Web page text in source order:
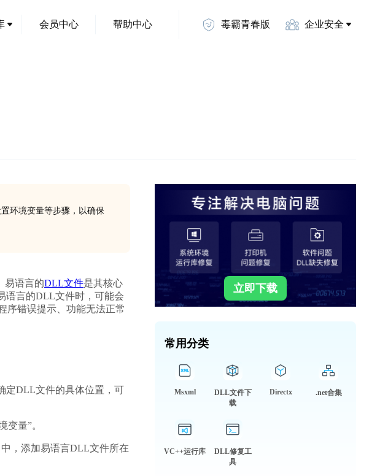
会员中心 帮助中心 毒霸青春版 企业安全
环境变量等步骤，以确保
易语言的DLL文件是其核心
语言的DLL文件时，可能会
序错误提示、功能无法正常
定DLL文件的具体位置，可
变量”。
中，添加易语言DLL文件所在
立即下载
常用分类
Msxml
DLL文件下
载
Directx .net合集
VC++运行库
DLL修复工
具